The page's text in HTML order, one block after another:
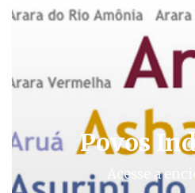
Povos
Acesse a